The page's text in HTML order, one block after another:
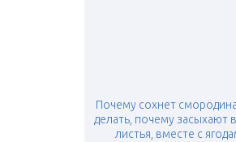
Почему сохнет
делать, почему засыхают
листья, вместе с